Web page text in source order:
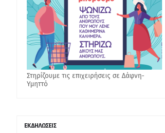
Στηρίζουμε τις επιχειρήσεις σε Δάφνη-
Υμηττό
ΕΚΔΗΛΩΣΕΙΣ